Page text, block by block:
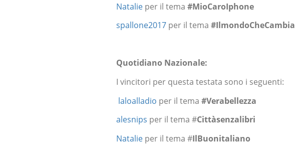
Natalie per il tema #MioCaroIphone
spallone2017 per il tema #IlmondoCheCambia
Quotidiano Nazionale:
I vincitori per questa testata sono i seguenti:
laloalladio per il tema #Verabellezza
alesnips per il tema #Cittàsenzalibri
Natalie per il tema #IlBuonitaliano